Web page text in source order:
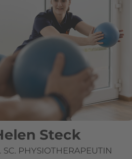
Steck
SC. PHYSIOTHERAPEUTIN